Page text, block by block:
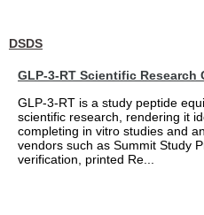
DSDS
GLP-3-RT Scientific Research
GLP-3-RT is a study peptide
scientific research, rendering it
completing in vitro studies and
vendors such as Summit Study
verification, printed Re...